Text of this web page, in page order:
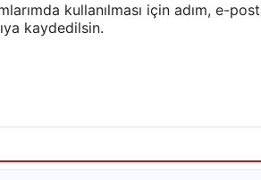
kullanılması için adım, e-
kaydedilsin.